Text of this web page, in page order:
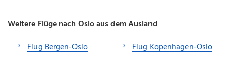
Weitere Flüge nach Oslo aus dem Ausland
Flug Bergen-Oslo
Flug Kopenhagen-Oslo